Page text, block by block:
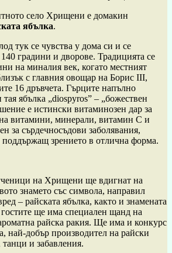
село Хрищени е домакин
ябълка.
тук се чувства у дома си и се
градини и дворове. Традицията се
на миналия век, когато местният
с главния овощар на Борис III,
16 дръвчета. Гърците напълно
ябълка „diospyros” – „божествен
е истински витаминозен дар за
витамини, минерали, витамин С и
за сърдечносъдови заболявания,
поддържащ зрението в отлична форма.
на Хрищени ще вдигнат на
знамето със символа, направил
– райската ябълка, както и знамената
ще има специален щанд на
райска ракия. Ще има и конкурс
най-добър производител на райски
и забавления.